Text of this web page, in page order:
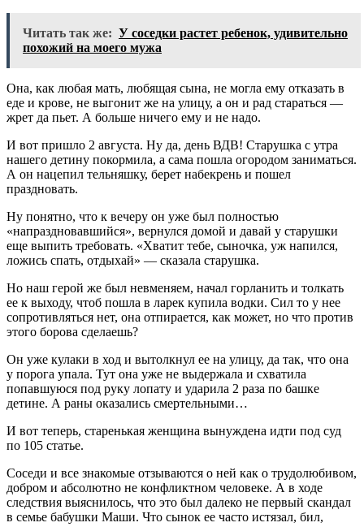
Читать так же: У соседки растет ребенок, удивительно
похожий на моего мужа
Она, как любая мать, любящая сына, не могла ему отказать в
еде и крове, не выгонит же на улицу, а он и рад стараться —
жрет да пьет. А больше ничего ему и не надо.
И вот пришло 2 августа. Ну да, день ВДВ! Старушка с утра
нашего детину покормила, а сама пошла огородом заниматься.
А он нацепил тельняшку, берет набекрень и пошел
праздновать.
Ну понятно, что к вечеру он уже был полностью
«напраздновавшийся», вернулся домой и давай у старушки
еще выпить требовать. «Хватит тебе, сыночка, уж напился,
ложись спать, отдыхай» — сказала старушка.
Но наш герой же был невменяем, начал горланить и толкать
ее к выходу, чтоб пошла в ларек купила водки. Сил то у нее
сопротивляться нет, она отпирается, как может, но что против
этого борова сделаешь?
Он уже кулаки в ход и вытолкнул ее на улицу, да так, что она
у порога упала. Тут она уже не выдержала и схватила
попавшуюся под руку лопату и ударила 2 раза по башке
детине. А раны оказались смертельными…
И вот теперь, старенькая женщина вынуждена идти под суд
по 105 статье.
Соседи и все знакомые отзываются о ней как о трудолюбивом,
добром и абсолютно не конфликтном человеке. А в ходе
следствия выяснилось, что это был далеко не первый скандал
в семье бабушки Маши. Что сынок ее часто истязал, бил,